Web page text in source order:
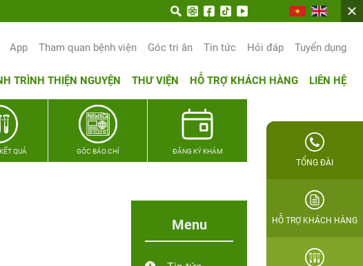
App Tham quan bệnh viện Góc tri ân Tin tức Hỏi đáp Tuyển dụng
TRÌNH THIỆN NGUYỆN THƯ VIỆN HỖ TRỢ KHÁCH HÀNG LIÊN HỆ
QUẢ GÓC BÁO CHÍ ĐĂNG KÝ KHÁM
Menu
TỔNG ĐÀI
HỖ TRỢ KHÁCH HÀNG